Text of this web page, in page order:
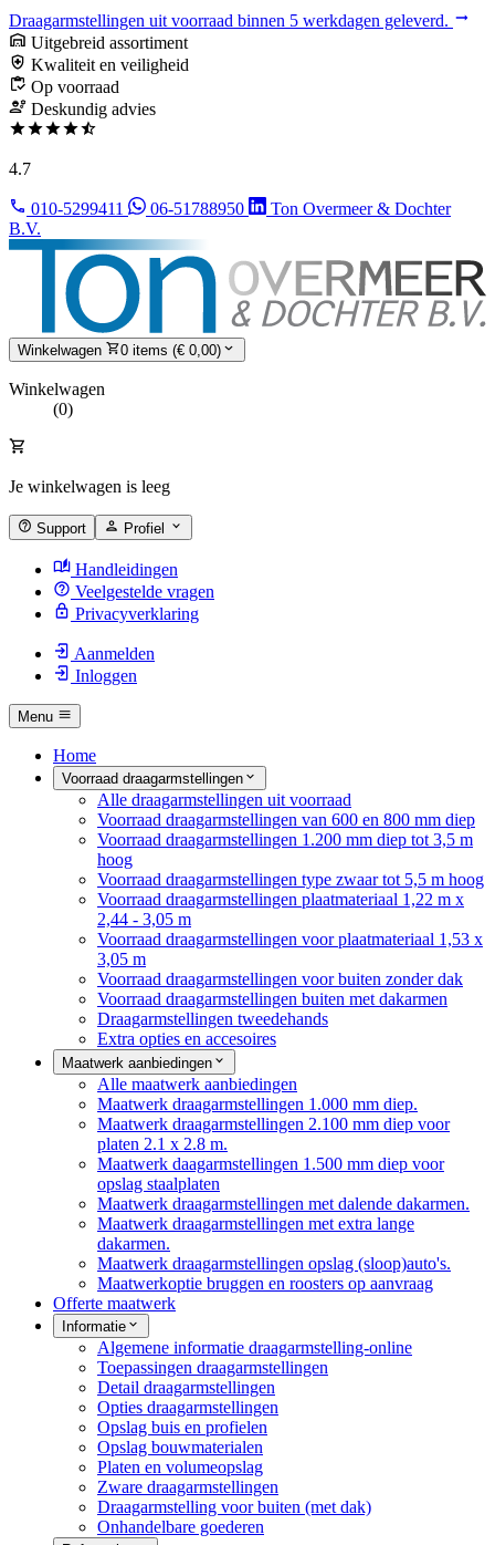
Draagarmstellingen uit voorraad binnen 5 werkdagen geleverd.
Uitgebreid assortiment
Kwaliteit en veiligheid
Op voorraad
Deskundig advies
4.7
010-5299411 06-51788950
Ton Overmeer & Dochter
B.V.
Winkelwagen 0 items (€ 0,00)
Winkelwagen
(0)
Je winkelwagen is leeg
Support Profiel
Handleidingen
Veelgestelde vragen
Privacyverklaring
Aanmelden
Inloggen
Menu
Home
Voorraad draagarmstellingen
Alle draagarmstellingen uit voorraad
Voorraad draagarmstellingen van 600 en 800 mm diep
Voorraad draagarmstellingen 1.200 mm diep tot 3,5 m
hoog
Voorraad draagarmstellingen type zwaar tot 5,5 m hoog
Voorraad draagarmstellingen plaatmateriaal 1,22 m x
2,44 - 3,05 m
Voorraad draagarmstellingen voor plaatmateriaal 1,53 x
3,05 m
Voorraad draagarmstellingen voor buiten zonder dak
Voorraad draagarmstellingen buiten met dakarmen
Draagarmstellingen tweedehands
Extra opties en accesoires
Maatwerk aanbiedingen
Alle maatwerk aanbiedingen
Maatwerk draagarmstellingen 1.000 mm diep.
Maatwerk draagarmstellingen 2.100 mm diep voor
platen 2.1 x 2.8 m.
Maatwerk daagarmstellingen 1.500 mm diep voor
opslag staalplaten
Maatwerk draagarmstellingen met dalende dakarmen.
Maatwerk draagarmstellingen met extra lange
dakarmen.
Maatwerk draagarmstellingen opslag (sloop)auto's.
Maatwerkoptie bruggen en roosters op aanvraag
Offerte maatwerk
Informatie
Algemene informatie draagarmstelling-online
Toepassingen draagarmstellingen
Detail draagarmstellingen
Opties draagarmstellingen
Opslag buis en profielen
Opslag bouwmaterialen
Platen en volumeopslag
Zware draagarmstellingen
Draagarmstelling voor buiten (met dak)
Onhandelbare goederen